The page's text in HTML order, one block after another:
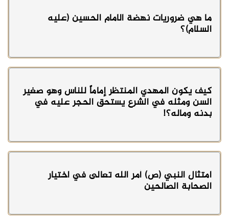
ما هي ضروريات نهضة الامام الحسين (عليه
السلام)؟
كيف يكون المهدي المنتظر إماماً للناس وهو صغير
السن ومثله في الشرع يستحق الحجر عليه في
بدنه وماله؟!
امتثال النبي (ص) أمر الله تعالى في اختيار
الصحابة الصالحين